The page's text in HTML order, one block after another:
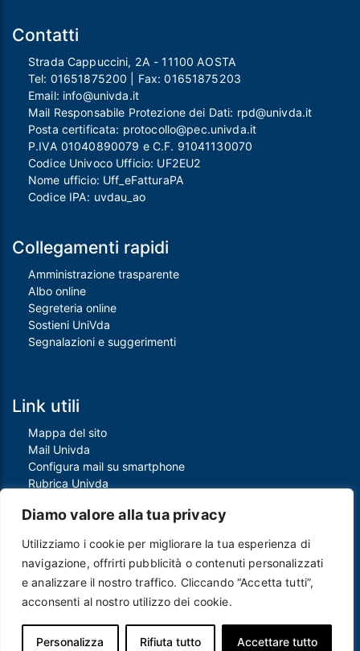
Diamo valore alla tua privacy
Utilizziamo i cookie per migliorare la tua esperienza di
navigazione, offrirti pubblicità o contenuti personalizzati
e analizzare il nostro traffico. Cliccando “Accetta tutti”,
acconsenti al nostro utilizzo dei cookie.
Personalizza Rifiuta tutto Accettare tutto
Contatti
Strada Cappuccini, 2A - 11100 AOSTA
Tel: 01651875200 | Fax:01651875203
Email: info@univda.it
Mail Responsabile Protezione dei Dati: rpd@univda.it
Posta certificata: protocollo@pec.univda.it
P.IVA 01040890079 e C.F. 91041130070
Codice Univoco Ufficio: UF2EU2
Nome ufficio: Uff_eFatturaPA
Codice IPA: uvdau_ao
Collegamenti rapidi
Amministrazione trasparente
Albo online
Segreteria online
Sostieni UniVda
Segnalazioni e suggerimenti
Link utili
Mappa del sito
Mail Univda
Configura mail su smartphone
Rubrica Univda
Piè di pagina
Crediti
Note legali
Contatti
Privacy e Cookie policy
Protezione dei dati personali